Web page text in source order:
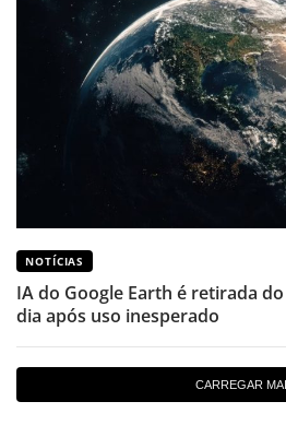
NOTÍCIAS
IA do Google Earth é retirada
dia após uso inesperado
CARREGAR